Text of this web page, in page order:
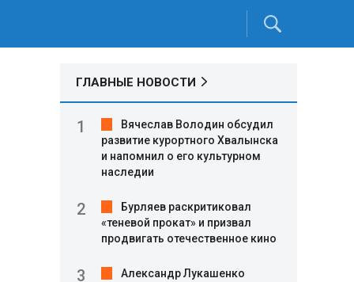
ГЛАВНЫЕ НОВОСТИ
Вячеслав Володин обсудил
развитие курортного Хвалынска
и напомнил о его культурном
наследии
Бурляев раскритиковал
«теневой прокат» и призвал
продвигать отечественное кино
Александр Лукашенко